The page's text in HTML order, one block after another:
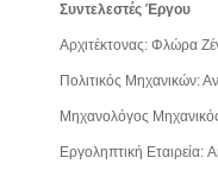
Συντελεστές Έργου
Αρχιτέκτονας: Φλώρα
Πολιτικός Μηχανικών:
Μηχανολόγος
Εργοληπτική